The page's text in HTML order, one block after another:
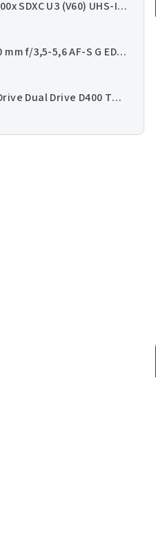
Lexar Pro 1800x SDXC U3 (V60) UHS-II R270/W180 128GB
Nikon 28-300 mm f/3,5-5,6 AF-S G ED VR
Lexar JumpDrive Dual Drive D400 Type-C/Type-C & Type-A, up to 130MB/s read (USB 3.1) 64GB